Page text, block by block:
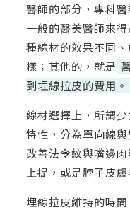
醫師的部分，專科
一般的醫美醫師來
種線材的效果不同、
樣；其他的，就是
到埋線拉皮的費用。
線材選擇上，所謂
特性，分為單向線
改善法令紋與嘴邊
上提，或是脖子皮
埋線拉皮維持的時